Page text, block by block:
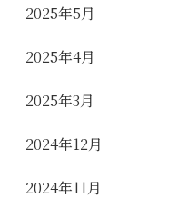
2025年5月
2025年4月
2025年3月
2024年12月
2024年11月